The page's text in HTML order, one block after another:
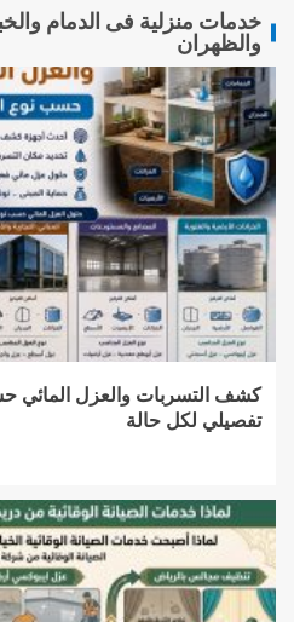
خدمات منزلية فى الدمام
والظهران
كشف التسربات والعزل المائي
تفصيلي لكل حالة